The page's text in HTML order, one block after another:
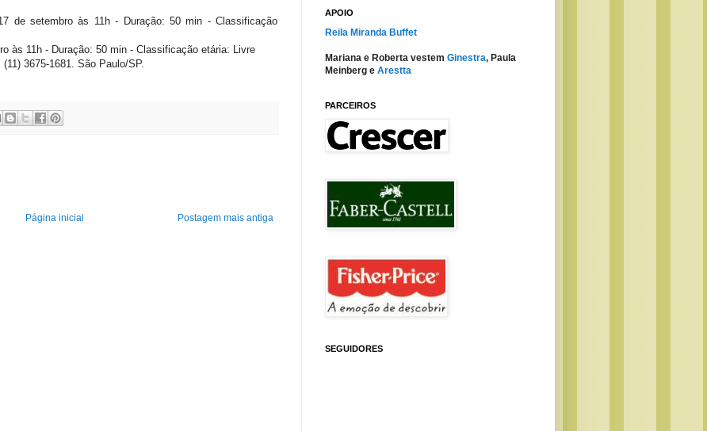
de setembro às 11h - Duração: 50 min - Classificação
às 11h - Duração: 50 min - Classificação etária: Livre
3675-1681. São Paulo/SP.
Postagem mais antiga
Página inicial
APOIO
Reila Miranda Buffet
Mariana e Roberta vestem Ginestra, Paula
Meinberg e Arestta
PARCEIROS
SEGUIDORES